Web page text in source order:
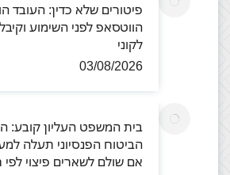
פיטורים שלא כדין: העובד
הווטסאפ לפני השימוע
לקוני
03/08/2026
בית המשפט העליון קובע:
הביטוח הפנסיוני תעלה
אם שולם לשארים פיצוי